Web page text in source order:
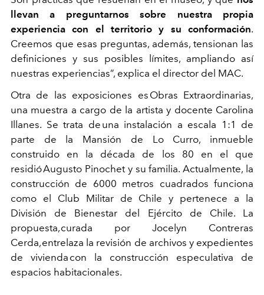
llevan a preguntarnos sobre nuestra propia
experiencia con el territorio y su conformación.
Creemos que esas preguntas, además, tensionan las
definiciones y sus posibles límites, ampliando así
nuestras experiencias”, explica el director del MAC.
Otra de las exposiciones es Obras Extraordinarias,
una muestra a cargo de la artista y docente Carolina
Illanes. Se trata de una instalación a escala 1:1 de
parte de la Mansión de Lo Curro, inmueble
construido en la década de los 80 en el que
residió Augusto Pinochet y su familia. Actualmente, la
construcción de 6000 metros cuadrados funciona
como el Club Militar de Chile y pertenece a la
División de Bienestar del Ejército de Chile. La
propuesta, curada por Jocelyn Contreras
Cerda, entrelaza la revisión de archivos y expedientes
de vivienda con la construcción especulativa de
espacios habitacionales.